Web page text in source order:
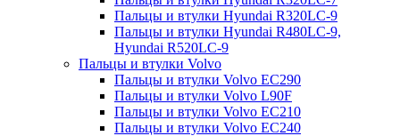
Пальцы и втулки Hyundai R320LC-9
Пальцы и втулки Hyundai R480LC-9,
Hyundai R520LC-9
Пальцы и втулки Volvo
Пальцы и втулки Volvo EC290
Пальцы и втулки Volvo L90F
Пальцы и втулки Volvo EC210
Пальцы и втулки Volvo EC240